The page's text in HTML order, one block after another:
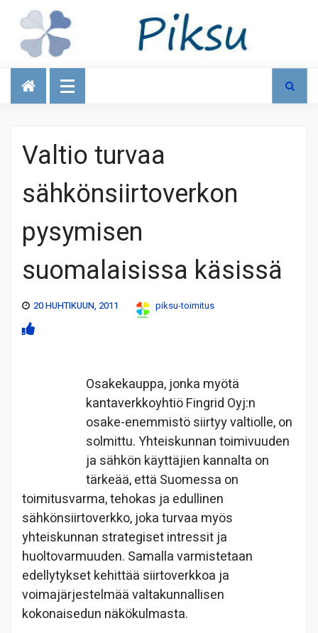
Talous
Valtio turvaa
sähkönsiirtoverkon
pysymisen
suomalaisissa käsissä
20 HUHTIKUUN, 2011 piksu-toimitus
Osakekauppa, jonka myötä
kantaverkkoyhtiö Fingrid Oyj:n
osake-enemmistö siirtyy valtiolle, on
solmittu. Yhteiskunnan toimivuuden
ja sähkön käyttäjien kannalta on
tärkeää, että Suomessa on
toimitusvarma, tehokas ja edullinen
sähkönsiirtoverkko, joka turvaa myös
yhteiskunnan strategiset intressit ja
huoltovarmuuden. Samalla varmistetaan
edellytykset kehittää siirtoverkkoa ja
voimajärjestelmää valtakunnallisen
kokonaisedun näkökulmasta.